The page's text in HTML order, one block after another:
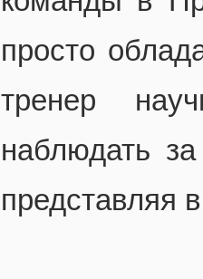
просто
тренер
наблюдать
представляя